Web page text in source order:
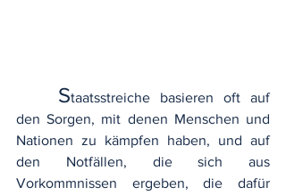
Staatsstreiche basieren oft auf
den Sorgen, mit denen Menschen und
Nationen zu kämpfen haben, und auf
den Notfällen, die sich aus
Vorkommnissen ergeben, die dafür